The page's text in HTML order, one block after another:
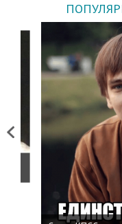
Previous